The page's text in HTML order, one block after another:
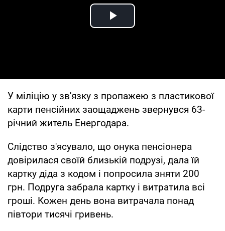
Play Video
У міліцію у зв'язку з пропажею з пластикової
карти пенсійних заощаджень звернувся 63-
річний житель Енергодара.
Слідство з'ясувало, що онука пенсіонера
довірилася своїй близькій подрузі, дала їй
картку діда з кодом і попросила зняти 200
грн. Подруга забрала картку і витратила всі
гроші. Кожен день вона витрачала понад
півтори тисячі гривень.